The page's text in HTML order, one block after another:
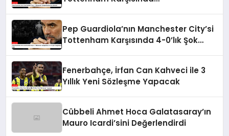
Pep Guardiola’nın Manchester City’si
Tottenham Karşısında 4-0’lık Şok
Fenerbahçe, İrfan Can Kahveci ile 3
Yıllık Yeni Sözleşme Yapacak
Cübbeli Ahmet Hoca Galatasaray’ın
Mauro Icardi’sini Değerlendirdi